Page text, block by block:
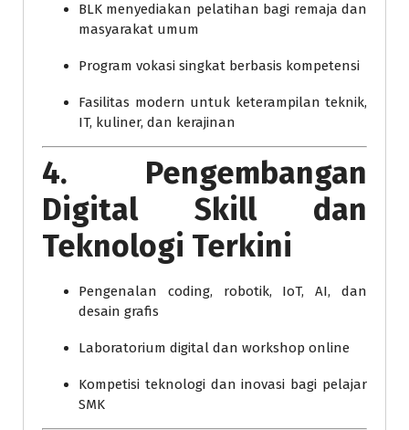
BLK menyediakan pelatihan bagi remaja dan
masyarakat umum
Program vokasi singkat berbasis kompetensi
Fasilitas modern untuk keterampilan teknik,
IT, kuliner, dan kerajinan
4. Pengembangan
Digital Skill dan
Teknologi Terkini
Pengenalan coding, robotik, IoT, AI, dan
desain grafis
Laboratorium digital dan workshop online
Kompetisi teknologi dan inovasi bagi pelajar
SMK